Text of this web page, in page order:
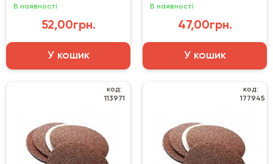
В наявності
52,00грн.
У кошик
В наявності
47,00грн.
У кошик
код:
113971
код:
177945